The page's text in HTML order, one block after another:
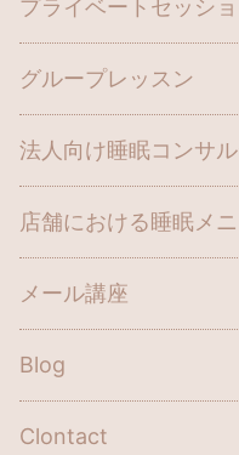
プライベートセッシ
グループレッスン
法人向け睡眠コンサ
店舗における睡眠メ
メール講座
Blog
Clontact